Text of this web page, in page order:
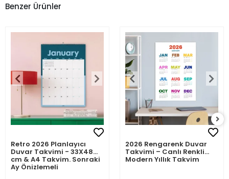
Benzer Ürünler
Retro 2026 Planlayıcı
Duvar Takvimi - 33X48
cm & A4 Takvim. Sonraki
Ay Önizlemeli
2026 Rengarenk Duvar
Takvimi – Canlı Renkli
Modern Yıllık Takvim